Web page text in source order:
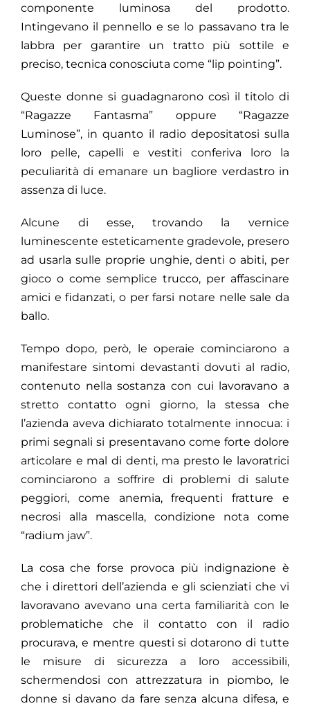
componente luminosa del prodotto.
Intingevano il pennello e se lo passavano tra le
labbra per garantire un tratto più sottile e
preciso, tecnica conosciuta come “lip pointing”.
Queste donne si guadagnarono così il titolo di
“Ragazze Fantasma” oppure “Ragazze
Luminose”, in quanto il radio depositatosi sulla
loro pelle, capelli e vestiti conferiva loro la
peculiarità di emanare un bagliore verdastro in
assenza di luce.
Alcune di esse, trovando la vernice
luminescente esteticamente gradevole, presero
ad usarla sulle proprie unghie, denti o abiti, per
gioco o come semplice trucco, per affascinare
amici e fidanzati, o per farsi notare nelle sale da
ballo.
Tempo dopo, però, le operaie cominciarono a
manifestare sintomi devastanti dovuti al radio,
contenuto nella sostanza con cui lavoravano a
stretto contatto ogni giorno, la stessa che
l’azienda aveva dichiarato totalmente innocua: i
primi segnali si presentavano come forte dolore
articolare e mal di denti, ma presto le lavoratrici
cominciarono a soffrire di problemi di salute
peggiori, come anemia, frequenti fratture e
necrosi alla mascella, condizione nota come
“radium jaw”.
La cosa che forse provoca più indignazione è
che i direttori dell’azienda e gli scienziati che vi
lavoravano avevano una certa familiarità con le
problematiche che il contatto con il radio
procurava, e mentre questi si dotarono di tutte
le misure di sicurezza a loro accessibili,
schermendosi con attrezzatura in piombo, le
donne si davano da fare senza alcuna difesa, e